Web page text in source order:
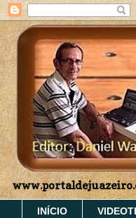
INÍCIO